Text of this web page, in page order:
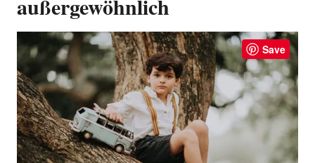
außergewöhnlich
Save